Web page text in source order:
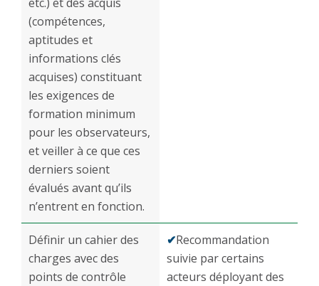
(compétences,
aptitudes et
informations clés
acquises) constituant
les exigences de
formation minimum
pour les observateurs,
et veiller à ce que ces
derniers soient
évalués avant qu’ils
n’entrent en fonction.
Définir un cahier des
charges avec des
points de contrôle
✔Recommandation
suivie par certains
acteurs déployant des